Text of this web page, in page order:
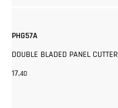
PHG57A
DOUBLE BLADED PANEL CUTTER
17,40